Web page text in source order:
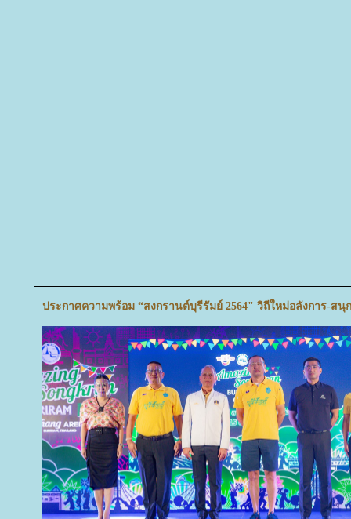
ประกาศความพร้อม “สงกรานต์บุรีรัมย์ 2564" วิถีใหม่อลังการ-สนุ